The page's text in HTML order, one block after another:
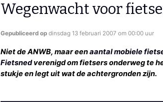
Wegenwacht voor
Gepubliceerd op dinsdag 13 februari 2007 om 00:00 uur
Niet de ANWB, maar eenaantal mobiele
Fietsnedverenigd om fietsers onderweg te
stukje en legt uit wat de achtergronden zijn.